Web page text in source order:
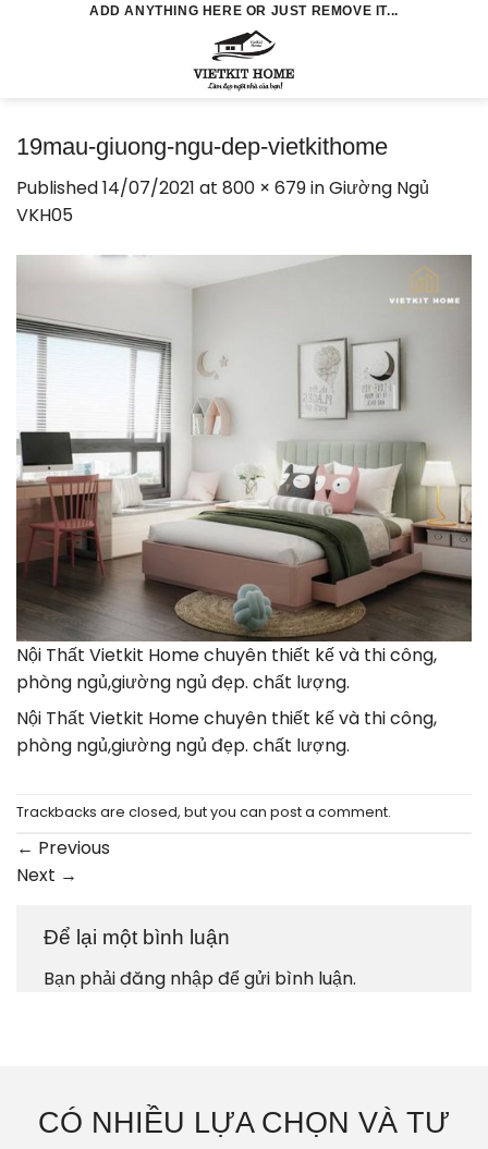
ADD ANYTHING HERE OR JUST REMOVE IT...
19mau-giuong-ngu-dep-vietkithome
Published14/07/2021 at 800 × 679inGiường Ngủ
VKH05
Nội Thất Vietkit Home chuyên thiết kế và thi công,
phòng ngủ,giường ngủ đẹp. chất lượng.
Nội Thất Vietkit Home chuyên thiết kế và thi công,
phòng ngủ,giường ngủ đẹp. chất lượng.
Trackbacks are closed, but you can post a comment.
← Previous
Next →
Để lại một bình luận
Bạn phảiđăng nhậpđể gửi bình luận.
CÓ NHIỀU LỰA CHỌN VÀ TƯ